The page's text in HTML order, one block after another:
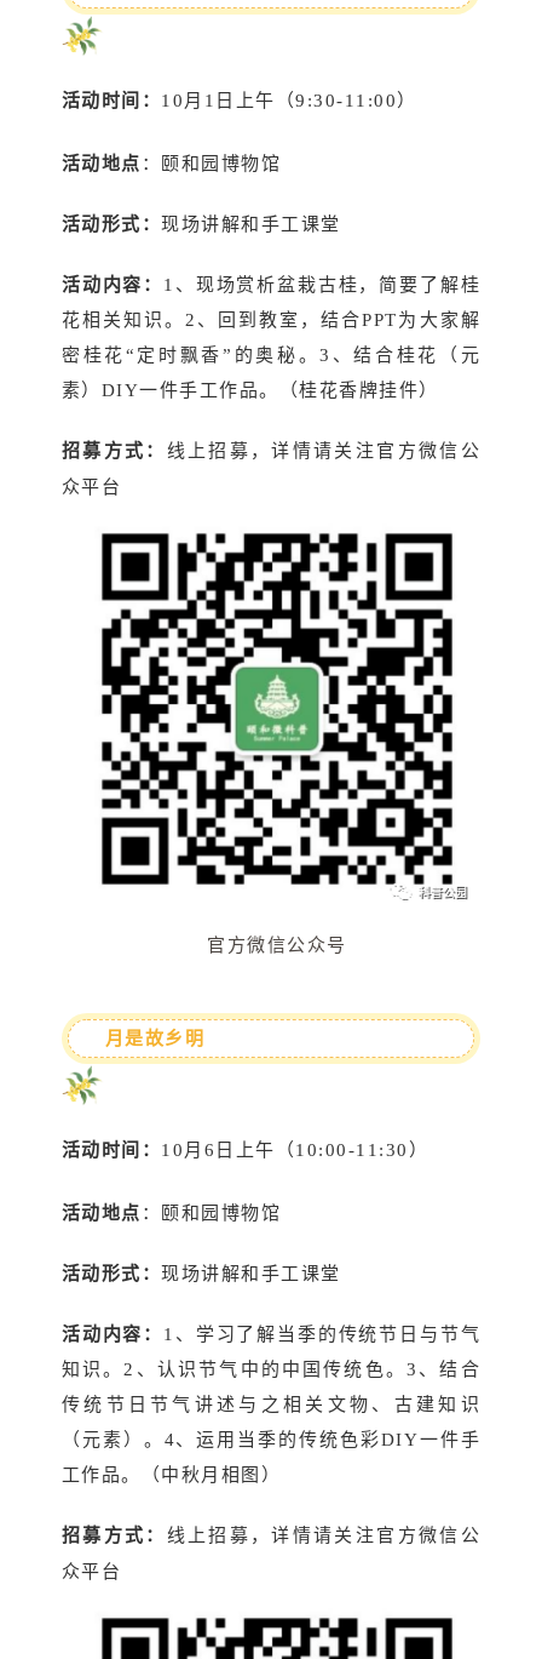
活动时间： 10月1日上午（9:30-11:00）
活动地点 ：颐和园博物馆
活动形式：现场讲解和手工课堂
活动内容： 1、现场赏析盆栽古桂，简要了解桂
花相关知识。2、回到教室，结合PPT为大家解
密桂花“定时飘香”的奥秘。3、结合桂花（元
素）DIY一件手工作品。（桂花香牌挂件）
招募方式： 线上招募，详情请关注官方微信公
众平台
官方微信公众号
月是故乡明
活动时间： 10月6日上午（10:00-11:30）
活动地点 ：颐和园博物馆
活动形式：现场讲解和手工课堂
活动内容： 1、学习了解当季的传统节日与节气
知识。2、认识节气中的中国传统色。3、结合
传统节日节气讲述与之相关文物、古建知识
（元素）。4、运用当季的传统色彩DIY一件手
工作品。（中秋月相图）
招募方式： 线上招募，详情请关注官方微信公
众平台